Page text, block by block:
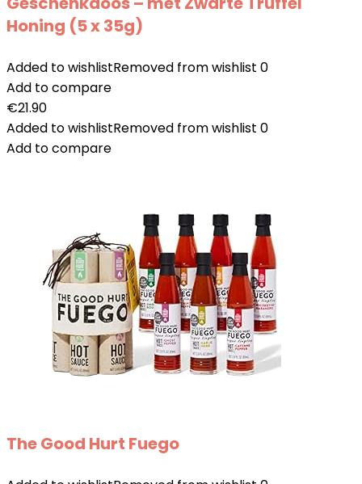
Honing (5 x 35g)
Added to wishlistRemoved from wishlist 0
Add to compare
€21.90
Added to wishlistRemoved from wishlist 0
Add to compare
The Good Hurt Fuego